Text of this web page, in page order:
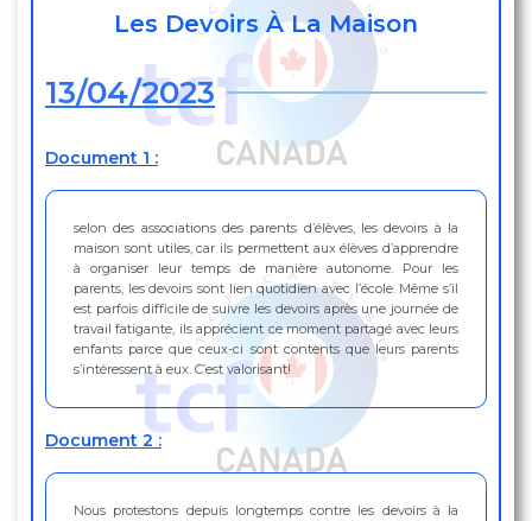
Les Devoirs À La Maison
13/04/2023
Document 1 :
selon des associations des parents d’élèves, les devoirs à la
maison sont utiles, car ils permettent aux élèves d’apprendre
à organiser leur temps de manière autonome. Pour les
parents, les devoirs sont lien quotidien avec l’école. Même s’il
est parfois difficile de suivre les devoirs après une journée de
travail fatigante, ils apprécient ce moment partagé avec leurs
enfants parce que ceux-ci sont contents que leurs parents
s’intéressent à eux. C’est valorisant!
Document 2 :
Nous protestons depuis longtemps contre les devoirs à la